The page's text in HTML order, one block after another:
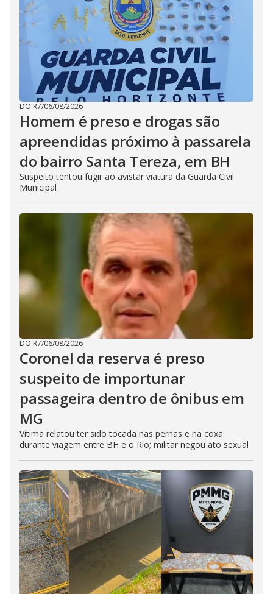
DO R7/06/08/2026
Homem é preso e drogas são
apreendidas próximo à passarela
do bairro Santa Tereza, em BH
Suspeito tentou fugir ao avistar viatura da Guarda Civil
Municipal
DO R7/06/08/2026
Coronel da reserva é preso
suspeito de importunar
passageira dentro de ônibus em
MG
Vítima relatou ter sido tocada nas pernas e na coxa
durante viagem entre BH e o Rio; militar negou ato sexual